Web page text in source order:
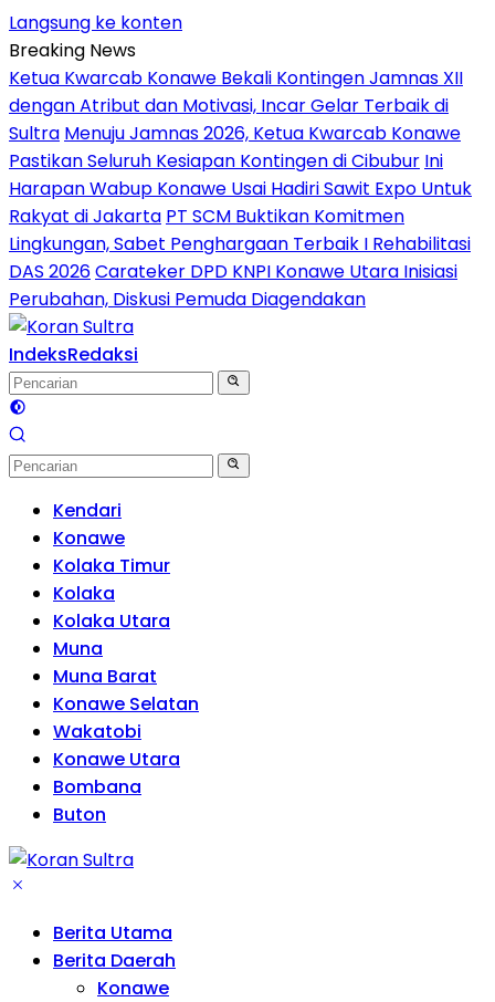
Langsung ke konten
Breaking News
Ketua Kwarcab Konawe Bekali Kontingen Jamnas XII
dengan Atribut dan Motivasi, Incar Gelar Terbaik di
Sultra Menuju Jamnas 2026, Ketua Kwarcab Konawe
Pastikan Seluruh Kesiapan Kontingen di Cibubur Ini
Harapan Wabup Konawe Usai Hadiri Sawit Expo Untuk
Rakyat di Jakarta PT SCM Buktikan Komitmen
Lingkungan, Sabet Penghargaan Terbaik I Rehabilitasi
DAS 2026Carateker DPD KNPI Konawe Utara Inisiasi
Perubahan, Diskusi Pemuda Diagendakan
IndeksRedaksi
Kendari
Konawe
Kolaka Timur
Kolaka
Kolaka Utara
Muna
Muna Barat
Konawe Selatan
Wakatobi
Konawe Utara
Bombana
Buton
Berita Utama
Berita Daerah
Konawe